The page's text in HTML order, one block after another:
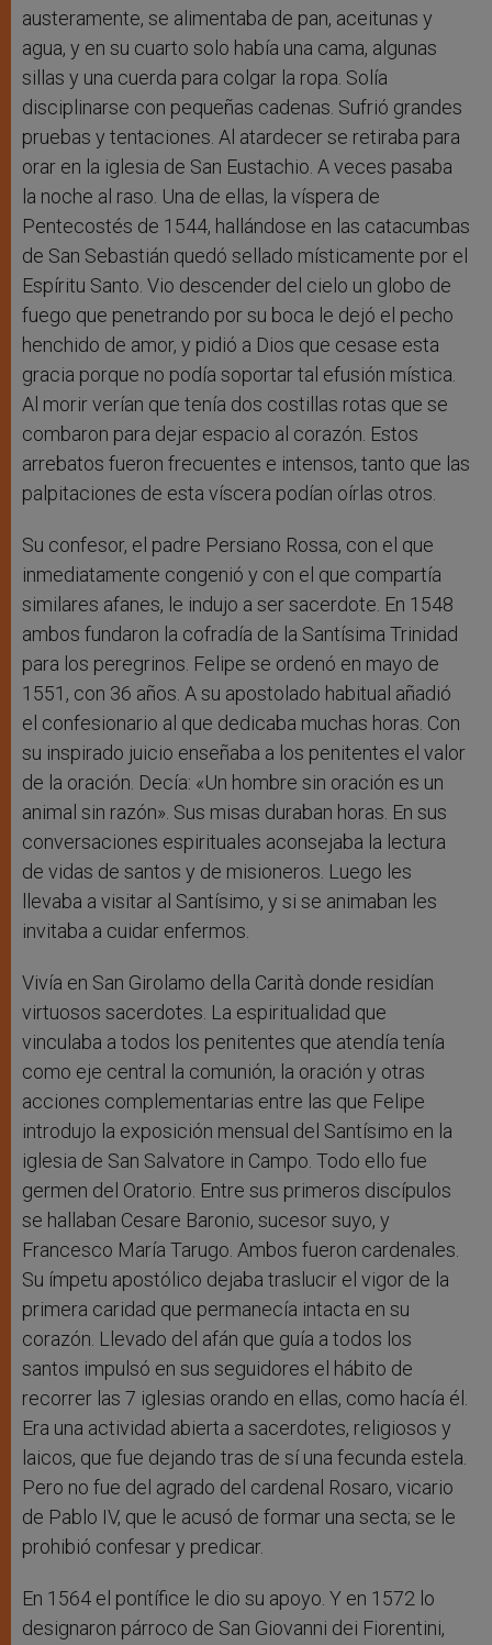
austeramente, se alimentaba de pan, aceitunas y
agua, y en su cuarto solo había una cama, algunas
sillas y una cuerda para colgar la ropa. Solía
disciplinarse con pequeñas cadenas. Sufrió grandes
pruebas y tentaciones. Al atardecer se retiraba para
orar en la iglesia de San Eustachio. A veces pasaba
la noche al raso. Una de ellas, la víspera de
Pentecostés de 1544, hallándose en las catacumbas
de San Sebastián quedó sellado místicamente por el
Espíritu Santo. Vio descender del cielo un globo de
fuego que penetrando por su boca le dejó el pecho
henchido de amor, y pidió a Dios que cesase esta
gracia porque no podía soportar tal efusión mística.
Al morir verían que tenía dos costillas rotas que se
combaron para dejar espacio al corazón. Estos
arrebatos fueron frecuentes e intensos, tanto que las
palpitaciones de esta víscera podían oírlas otros.
Su confesor, el padre Persiano Rossa, con el que
inmediatamente congenió y con el que compartía
similares afanes, le indujo a ser sacerdote. En 1548
ambos fundaron la cofradía de la Santísima Trinidad
para los peregrinos. Felipe se ordenó en mayo de
1551, con 36 años. A su apostolado habitual añadió
el confesionario al que dedicaba muchas horas. Con
su inspirado juicio enseñaba a los penitentes el valor
de la oración. Decía: «Un hombre sin oración es un
animal sin razón». Sus misas duraban horas. En sus
conversaciones espirituales aconsejaba la lectura
de vidas de santos y de misioneros. Luego les
llevaba a visitar al Santísimo, y si se animaban les
invitaba a cuidar enfermos.
Vivía en San Girolamo della Carità donde residían
virtuosos sacerdotes. La espiritualidad que
vinculaba a todos los penitentes que atendía tenía
como eje central la comunión, la oración y otras
acciones complementarias entre las que Felipe
introdujo la exposición mensual del Santísimo en la
iglesia de San Salvatore in Campo. Todo ello fue
germen del Oratorio. Entre sus primeros discípulos
se hallaban Cesare Baronio, sucesor suyo, y
Francesco María Tarugo. Ambos fueron cardenales.
Su ímpetu apostólico dejaba traslucir el vigor de la
primera caridad que permanecía intacta en su
corazón. Llevado del afán que guía a todos los
santos impulsó en sus seguidores el hábito de
recorrer las 7 iglesias orando en ellas, como hacía él.
Era una actividad abierta a sacerdotes, religiosos y
laicos, que fue dejando tras de sí una fecunda estela.
Pero no fue del agrado del cardenal Rosaro, vicario
de Pablo IV, que le acusó de formar una secta; se le
prohibió confesar y predicar.
En 1564 el pontífice le dio su apoyo. Y en 1572 lo
designaron párroco de San Giovanni dei Fiorentini,